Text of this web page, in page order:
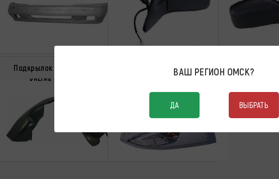
Подкрылок переднего
крыла левый
Указатель поворота угловой
ВАШ РЕГИОН ОМСК?
ДА ВЫБРАТЬ